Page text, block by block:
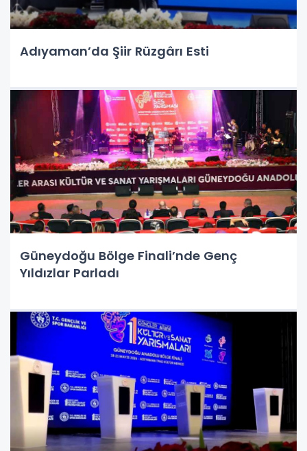
Adıyaman’da Şiir Rüzgârı Esti
Güneydoğu Bölge Finali’nde Genç
Yıldızlar Parladı